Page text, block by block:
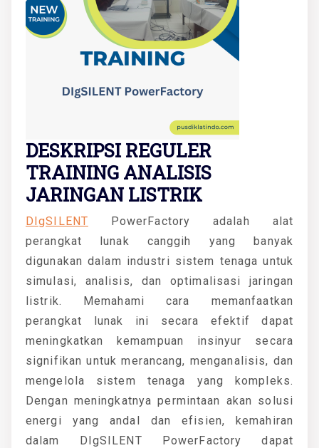
DESKRIPSI REGULER
TRAINING ANALISIS
JARINGAN LISTRIK
DIgSILENT PowerFactory adalah alat
perangkat lunak canggih yang banyak
digunakan dalam industri sistem tenaga untuk
simulasi, analisis, dan optimalisasi jaringan
listrik. Memahami cara memanfaatkan
perangkat lunak ini secara efektif dapat
meningkatkan kemampuan insinyur secara
signifikan untuk merancang, menganalisis, dan
mengelola sistem tenaga yang kompleks.
Dengan meningkatnya permintaan akan solusi
energi yang andal dan efisien, kemahiran
dalam DIgSILENT PowerFactory dapat